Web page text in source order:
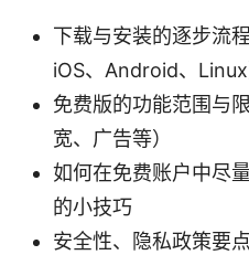
下载与安装的逐步流
iOS、Android、Linux
免费版的功能范围与
宽、广告等）
如何在免费账户中尽
的小技巧
安全性、隐私政策要